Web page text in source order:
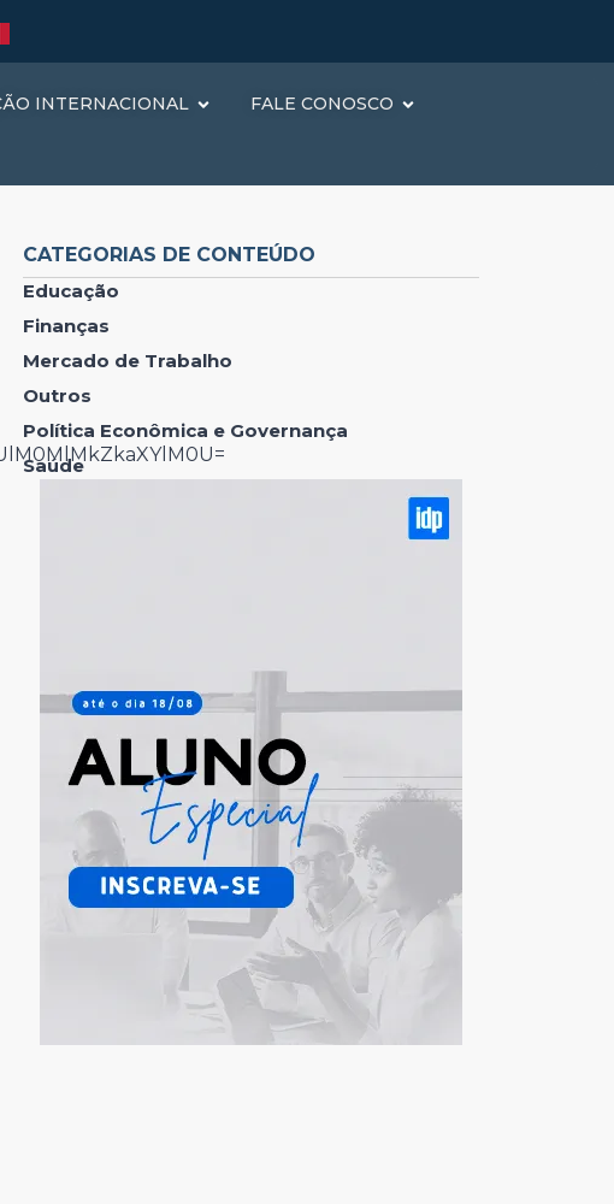
INTERNACIONAL FALE CONOSCO
CATEGORIAS DE CONTEÚDO
Educação
Finanças
Mercado de Trabalho
Outros
Política Econômica e Governança
Saúde